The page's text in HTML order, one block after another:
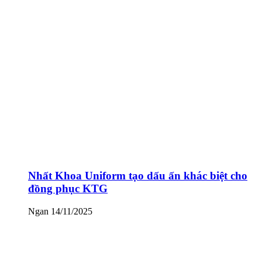
Nhất Khoa Uniform tạo dấu ấn khác biệt cho
đồng phục KTG
Ngan 14/11/2025